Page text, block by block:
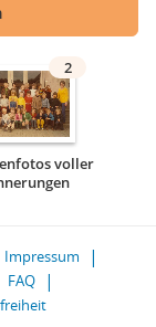
2
voller
Impressum
FAQ